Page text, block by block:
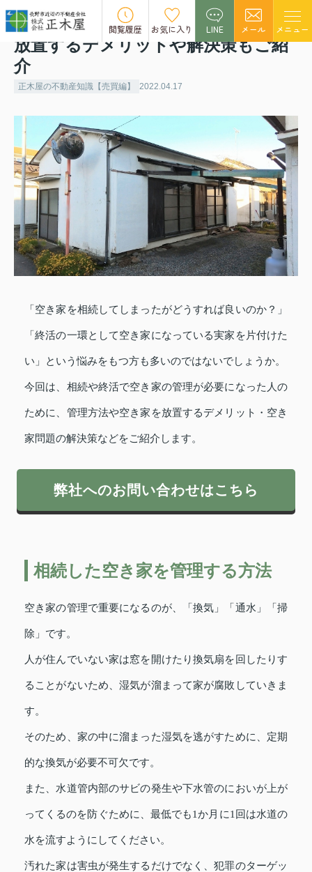
閲覧履歴 お気に入り LINE メール メニュー
相続した空き家を管理する方必見！
放置するデメリットや解決策もご紹
介
正木屋の不動産知識【売買編】 2022.04.17
「空き家を相続してしまったがどうすれば良いのか？」
「終活の一環として空き家になっている実家を片付けた
い」という悩みをもつ方も多いのではないでしょうか。
今回は、相続や終活で空き家の管理が必要になった人の
ために、管理方法や空き家を放置するデメリット・空き
家問題の解決策などをご紹介します。
弊社へのお問い合わせはこちら
相続した空き家を管理する方法
空き家の管理で重要になるのが、「換気」「通水」「掃
除」です。
人が住んでいない家は窓を開けたり換気扇を回したりす
ることがないため、湿気が溜まって家が腐敗していきま
す。
そのため、家の中に溜まった湿気を逃がすために、定期
的な換気が必要不可欠です。
また、水道管内部のサビの発生や下水管のにおいが上が
ってくるのを防ぐために、最低でも1か月に1回は水道の
水を流すようにしてください。
汚れた家は害虫が発生するだけでなく、犯罪のターゲッ